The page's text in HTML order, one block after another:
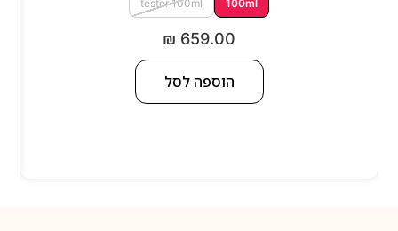
100ml
tester 100ml
₪ 659.00
הוספה לסל